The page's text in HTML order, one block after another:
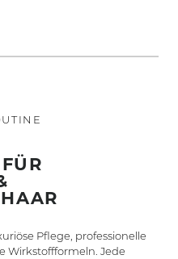
Pflege, professionelle
Wirkstoffformeln. Jede